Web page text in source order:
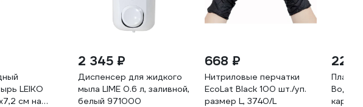
LEIKO
см на
2 345 ₽
Диспенсер для жидкого
мыла LIME 0.6 л, заливной,
белый 971000
668 ₽
Нитриловые перчатки
EcoLat Black 100 шт./уп.
размер L, 3740/L
229